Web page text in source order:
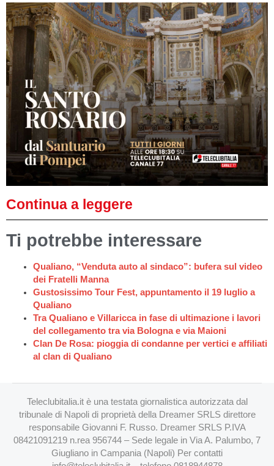
Continua a leggere
Ti potrebbe interessare
Qualiano, “Venduta auto al sindaco”: bufera sul video
dei Fratelli Manna
Gustosissimo Tour Fest, appuntamento il 19 luglio a
Qualiano
Tra Qualiano e Villaricca in fase di ultimazione i lavori
del collegamento tra via Bologna e via Maioni
Clan De Rosa: pioggia di condanne per vertici e affiliati
al clan di Qualiano
Teleclubitalia.it è una testata giornalistica autorizzata dal
tribunale di Napoli di proprietà della Dreamer SRLS direttore
responsabile Giovanni F. Russo. Dreamer SRLS P.IVA
08421091219 n.rea 956744 – Sede legale in Via A. Palumbo, 7
Giugliano in Campania (Napoli) Per contatti